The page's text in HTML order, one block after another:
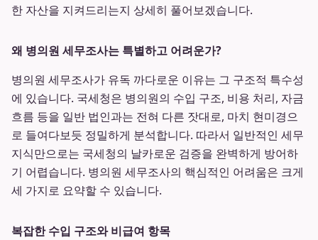
한 자산을 지켜드리는지 상세히 풀어보겠습니다.
왜 병의원 세무조사는 특별하고 어려운가?
병의원 세무조사가 유독 까다로운 이유는 그 구조적 특수성
에 있습니다. 국세청은 병의원의 수입 구조, 비용 처리, 자금
흐름 등을 일반 법인과는 전혀 다른 잣대로, 마치 현미경으
로 들여다보듯 정밀하게 분석합니다. 따라서 일반적인 세무
지식만으로는 국세청의 날카로운 검증을 완벽하게 방어하
기 어렵습니다. 병의원 세무조사의 핵심적인 어려움은 크게
세 가지로 요약할 수 있습니다.
복잡한 수입 구조와 비급여 항목